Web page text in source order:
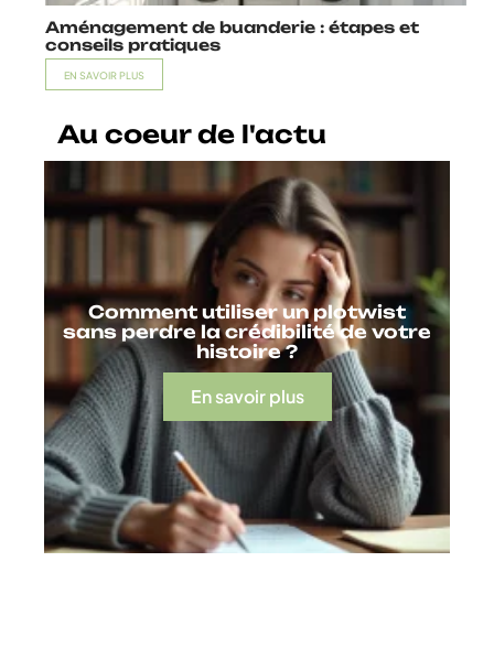
Aménagement de buanderie : étapes et
conseils pratiques
EN SAVOIR PLUS
Au coeur de l'actu
Comment utiliser un plotwist
sans perdre la crédibilité de votre
histoire ?
En savoir plus